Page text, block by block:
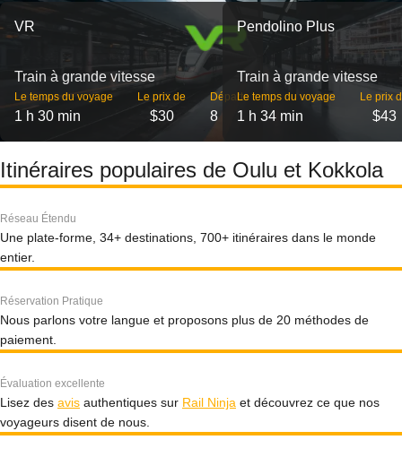
VR
Train à grande vitesse
Le temps du voyage
1 h 30 min
Le prix de
$30
Départs
8
Pendolino Plus
Train à grande vitesse
Le temps du voyage
1 h 34 min
Le prix
$43
Itinéraires populaires de Oulu et Kokkola
Réseau Étendu
Une plate-forme, 34+ destinations, 700+ itinéraires dans le monde
entier.
Réservation Pratique
Nous parlons votre langue et proposons plus de 20 méthodes de
paiement.
Évaluation excellente
Lisez des avis authentiques sur Rail Ninja et découvrez ce que nos
voyageurs disent de nous.